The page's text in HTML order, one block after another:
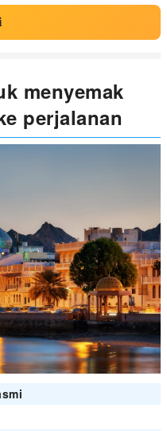
menyemak
perjalanan